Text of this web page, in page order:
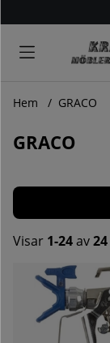
Hem GRACO
GRACO
Visar 1-24av24
Produkter